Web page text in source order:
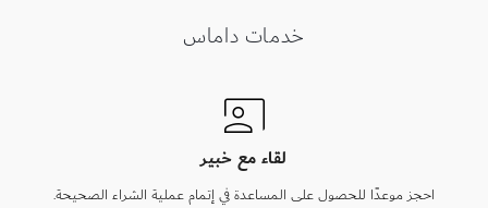
خدمات داماس
لقاء مع خبير
احجز موعدًا للحصول على المساعدة في إتمام عملية الشراء الصحيحة.